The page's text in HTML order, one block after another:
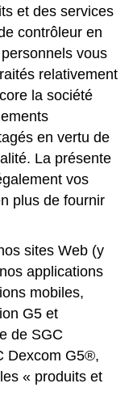
et des services
contrôleur en
vous
relativement
la société
en vertu de
La présente
vos
plus de fournir
sites Web (y
applications
mobiles,
G5 et
de SGC
Dexcom G5®,
« produits et